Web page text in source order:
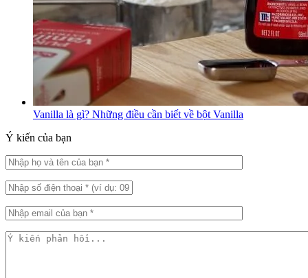
Vanilla là gì? Những điều cần biết về bột Vanilla
Ý kiến của bạn